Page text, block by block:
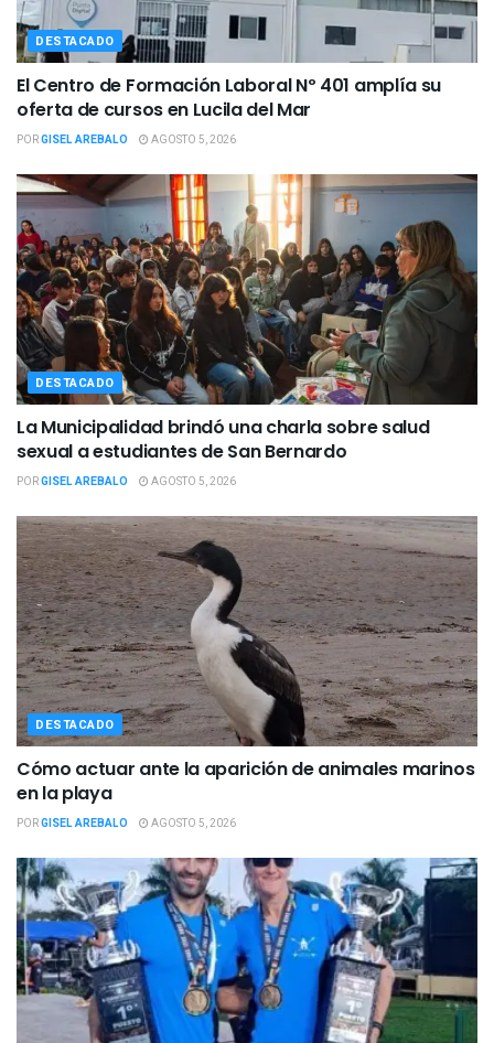
DESTACADO
El Centro de Formación Laboral Nº 401 amplía su
oferta de cursos en Lucila del Mar
PORGISEL AREBALO AGOSTO 5, 2026
DESTACADO
La Municipalidad brindó una charla sobre salud
sexual a estudiantes de San Bernardo
PORGISEL AREBALO AGOSTO 5, 2026
DESTACADO
Cómo actuar ante la aparición de animales marinos
en la playa
PORGISEL AREBALO AGOSTO 5, 2026